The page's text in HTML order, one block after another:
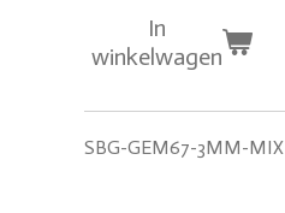
In
winkelwagen
SBG-GEM67-3MM-MIX